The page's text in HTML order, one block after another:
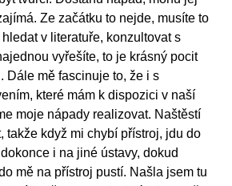
Ze začátku to nejde, musíte to
v literatuře, konzultovat s
vyřešíte, to je krásný pocit
Dále mě fascinuje to, že i s
které mám k dispozici v naší
moje nápady realizovat. Naštěstí
takže když mi chybí přístroj, jdu do
i na jiné ústavy, dokud
mě na přístroj pustí. Našla jsem tu